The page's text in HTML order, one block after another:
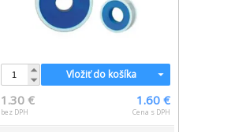
Vložiť do košíka
1.30 €
bez DPH
1.60 €
Cena s DPH